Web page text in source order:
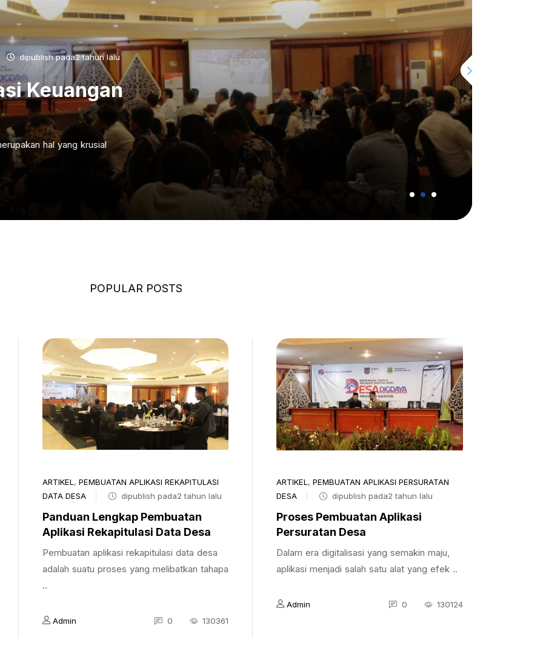
dipublish pada2 tahun lalu
Keuangan
hal yang krusial
POPULAR POSTS
ARTIKEL , PEMBUATAN APLIKASI REKAPITULASI
DATA DESA
dipublish pada2 tahun lalu
Panduan Lengkap Pembuatan
Aplikasi Rekapitulasi Data Desa
Pembuatan aplikasi rekapitulasi data desa
adalah suatu proses yang melibatkan tahapa
..
Admin 0 130361
ARTIKEL , PEMBUATAN APLIKASI PERSURATAN
DESA
dipublish pada2 tahun lalu
Proses Pembuatan Aplikasi
Persuratan Desa
Dalam era digitalisasi yang semakin maju,
aplikasi menjadi salah satu alat yang efek ..
Admin 0 130124